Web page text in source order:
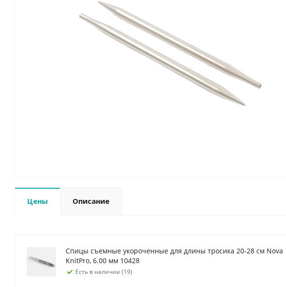
Цены Описание
Спицы съемные укороченные для длины тросика 20-28 см Nova
KnitPro, 6.00 мм 10428
Есть в наличии (19)